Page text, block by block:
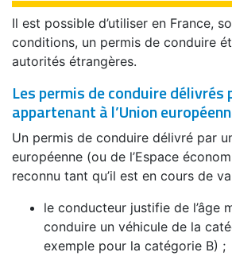
Il est possible d’utiliser en France,
conditions, un permis de conduire
autorités étrangères.
Les permis de conduire délivrés
appartenant à l’Union
Un permis de conduire délivré par
européenne (ou de l’Espace
reconnu tant qu’il est en cours de
le conducteur justifie de l’âge
conduire un véhicule de la
exemple pour la catégorie B) ;